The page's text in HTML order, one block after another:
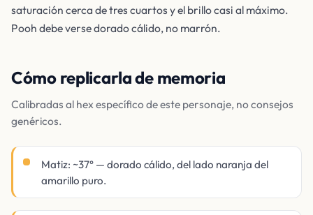
saturación cerca de tres cuartos y el brillo casi al máximo.
Pooh debe verse dorado cálido, no marrón.
Cómo replicarla de memoria
Calibradas al hex específico de este personaje, no consejos
genéricos.
Matiz: ~37° — dorado cálido, del lado naranja del
amarillo puro.